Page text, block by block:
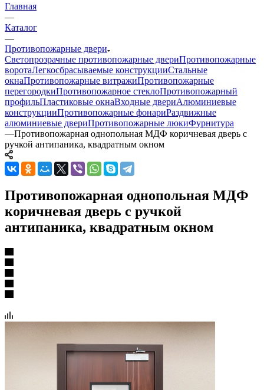
Главная
—
Каталог
—
Противопожарные двери
Светопрозрачные противопожарные двериПротивопожарные
воротаЛегкосбрасываемые конструкцииСтальные
окнаПротивопожарные витражиПротивопожарные
перегородкиПротивопожарное стеклоПротивопожарный
профильПластиковые окнаВходные двериАлюминиевые
конструкцииПротивопожарные фонариРаздвижные
алюминиевые двериПротивопожарные люкиФурнитура
—Противопожарная однопольная МДФ коричневая дверь с
ручкой антипаника, квадратным окном
Противопожарная однопольная МДФ
коричневая дверь с ручкой
антипаника, квадратным окном